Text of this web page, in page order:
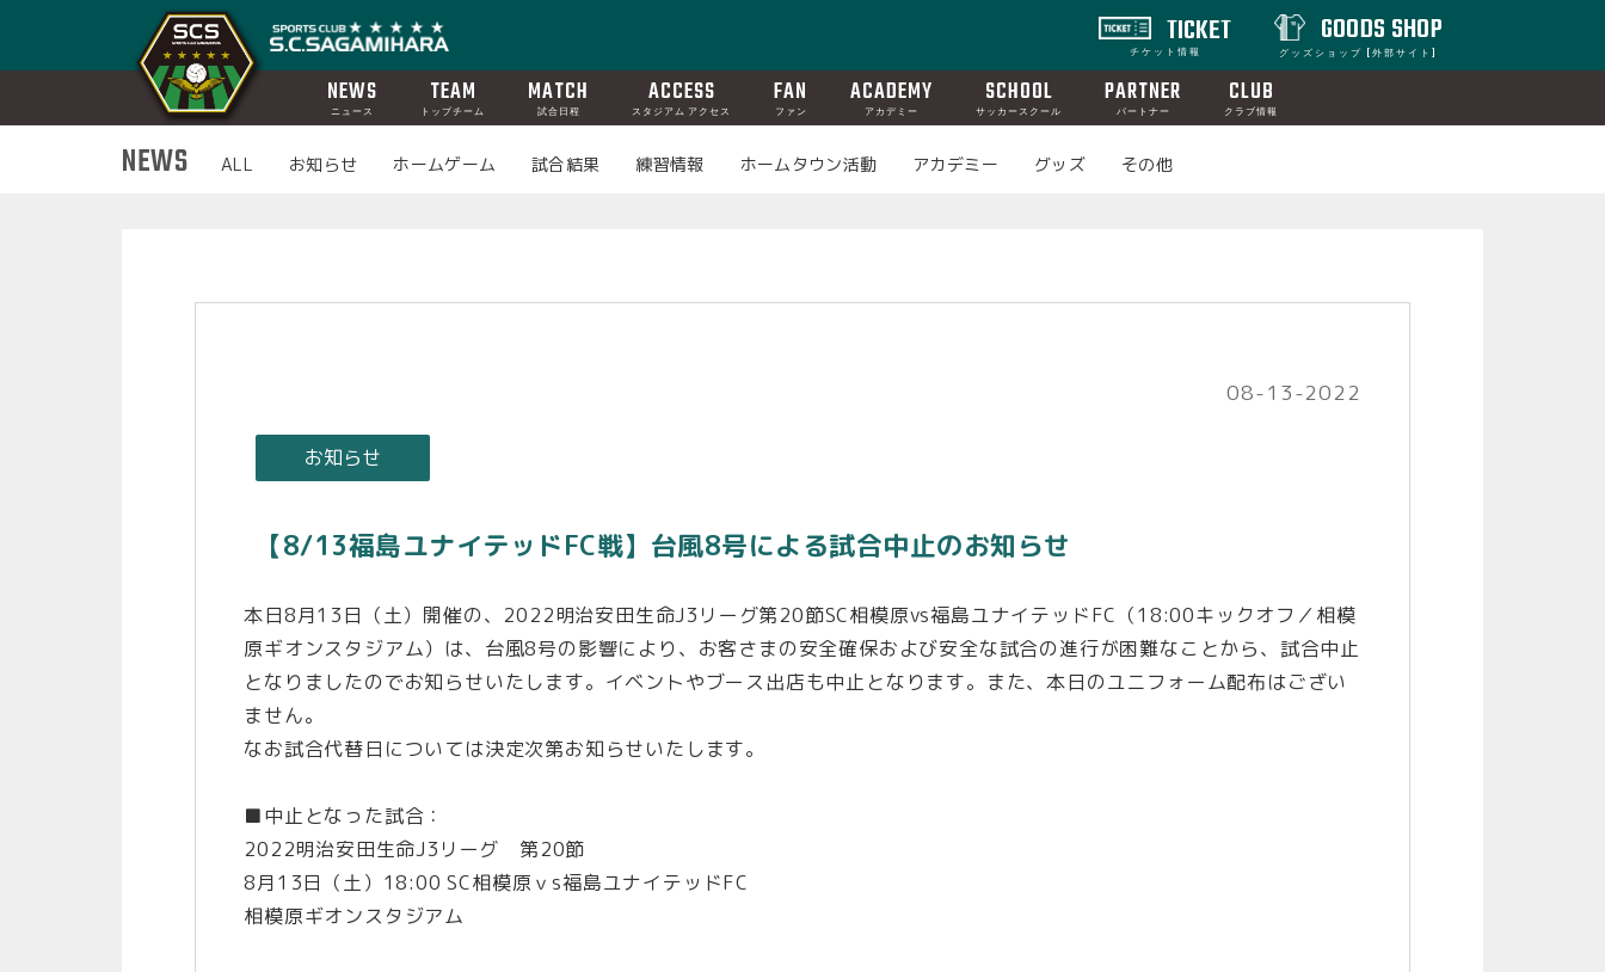
TICKET
チケット情報
GOODS SHOP
グッズショップ [外部サイト]
NEWS
ニュース
TEAM
トップチーム
MATCH
試合日程
ACCESS
スタジアム アクセス
FAN
ファン
ACADEMY
アカデミー
SCHOOL
サッカースクール
PARTNER
パートナー
CLUB
クラブ情報
NEWS ALL お知らせ ホームゲーム 試合結果 練習情報 ホームタウン活動 アカデミー グッズ その他
08-13-2022
お知らせ
【8/13福島ユナイテッドFC戦】台風8号による試合中止のお知らせ
本日8月13日（土）開催の、2022明治安田生命J3リーグ第20節SC相模原vs福島ユナイテッドFC（18:00キックオフ／相模
原ギオンスタジアム）は、台風8号の影響により、お客さまの安全確保および安全な試合の進行が困難なことから、試合中止
となりましたのでお知らせいたします。イベントやブース出店も中止となります。また、本日のユニフォーム配布はござい
ません。
なお試合代替日については決定次第お知らせいたします。
■中止となった試合：
2022明治安田生命J3リーグ 第20節
8月13日（土）18:00 SC相模原ｖs福島ユナイテッドFC
相模原ギオンスタジアム